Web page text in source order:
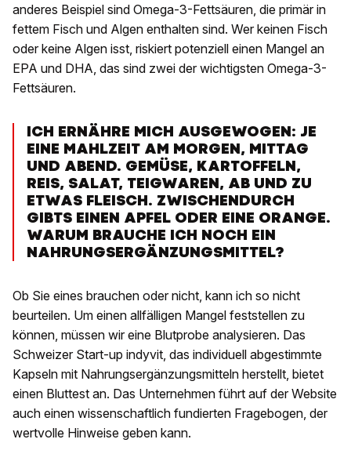
anderes Beispiel sind Omega-3-Fettsäuren, die primär in
fettem Fisch und Algen enthalten sind. Wer keinen Fisch
oder keine Algen isst, riskiert potenziell einen Mangel an
EPA und DHA, das sind zwei der wichtigsten Omega-3-
Fettsäuren.
ICH ERNÄHRE MICH AUSGEWOGEN: JE
EINE MAHLZEIT AM MORGEN, MITTAG
UND ABEND. GEMÜSE, KARTOFFELN,
REIS, SALAT, TEIGWAREN, AB UND ZU
ETWAS FLEISCH. ZWISCHENDURCH
GIBTS EINEN APFEL ODER EINE ORANGE.
WARUM BRAUCHE ICH NOCH EIN
NAHRUNGSERGÄNZUNGSMITTEL?
Ob Sie eines brauchen oder nicht, kann ich so nicht
beurteilen. Um einen allfälligen Mangel feststellen zu
können, müssen wir eine Blutprobe analysieren. Das
Schweizer Start-up indyvit, das individuell abgestimmte
Kapseln mit Nahrungsergänzungsmitteln herstellt, bietet
einen Bluttest an. Das Unternehmen führt auf der Website
auch einen wissenschaftlich fundierten Fragebogen, der
wertvolle Hinweise geben kann.